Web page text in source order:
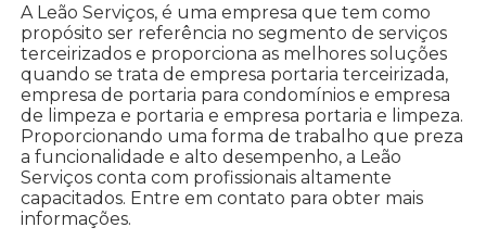
A Leão Serviços, é uma empresa que tem como
propósito ser referência no segmento de serviços
terceirizados e proporciona as melhores soluções
quando se trata de empresa portaria terceirizada,
empresa de portaria para condomínios e empresa
de limpeza e portaria e empresa portaria e limpeza.
Proporcionando uma forma de trabalho que preza
a funcionalidade e alto desempenho, a Leão
Serviços conta com profissionais altamente
capacitados. Entre em contato para obter mais
informações.